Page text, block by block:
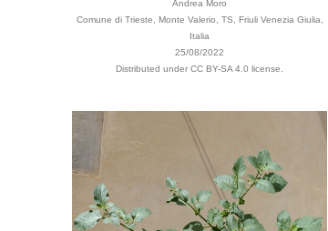
Andrea Moro
Comune di Trieste, Monte Valerio, TS, Friuli Venezia Giulia,
Italia
25/08/2022
Distributed under CC BY-SA 4.0 license.